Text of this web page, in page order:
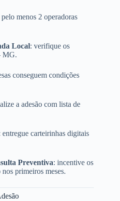
menos 2 operadoras
Local: verifique os
MG.
conseguem condições
a adesão com lista de
entregue carteirinhas digitais
Preventiva: incentive os
primeiros meses.